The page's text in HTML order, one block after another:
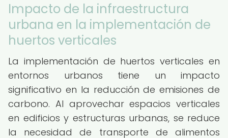
Impacto de la infraestructura
urbana en la implementación de
huertos verticales
La implementación de huertos verticales en
entornos urbanos tiene un impacto
significativo en la reducción de emisiones de
carbono. Al aprovechar espacios verticales
en edificios y estructuras urbanas, se reduce
la necesidad de transporte de alimentos